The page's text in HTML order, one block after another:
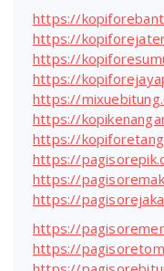
https://
https://
https://
https://
https://
https://
https://
https://
https://
https://
https://
https://